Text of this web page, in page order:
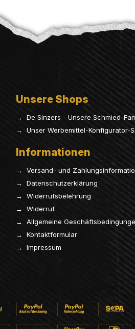
Unsere Shops
→ De Sinzers - Unsere Schmied-
→ Unser Werbemittel-Konfigurator-
Informationen
→ Versand- und
→ Datenschutzerklärung
→ Widerrufsbelehrung
→ Widerruf
→ Allgemeine
→ Kontaktformular
→ Impressum